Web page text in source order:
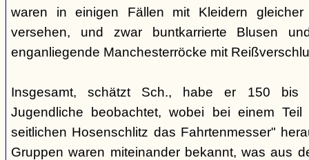
waren in einigen Fällen mit Kleidern
versehen, und zwar buntkarrierte Blusen
enganliegende Manchesterröcke mit
Insgesamt, schätzt Sch., habe er 150 bis
Jugendliche beobachtet, wobei bei einem
seitlichen Hosenschlitz das Fahrtenmesser"
Gruppen waren miteinander bekannt, was aus